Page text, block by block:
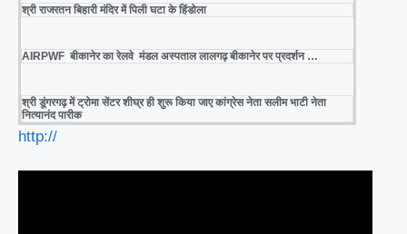
श्री राजरतन बिहारी मंदिर में पिली घटा के हिंडोला
AIRPWF बीकानेर का रेलवे मंडल अस्पताल लालगढ़ बीकानेर पर प्रदर्शन …
श्री डूंगरगढ़ में ट्रोमा सेंटर शीघ्र ही शुरू किया जाए कांग्रेस नेता सलीम भाटी नेता
नित्यानंद पारीक
http://